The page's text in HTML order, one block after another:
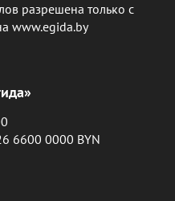
разрешена только с
www.egida.by
6600 0000 BYN